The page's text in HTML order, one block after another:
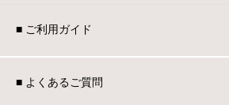
■ ご利用ガイド
■ よくあるご質問